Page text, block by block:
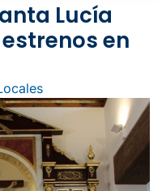
Lucía
en